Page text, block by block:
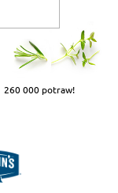
260 000 potraw!